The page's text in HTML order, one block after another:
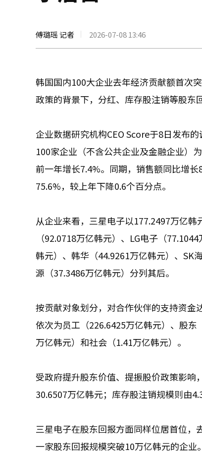
傅璐瑶 记者 2026-07-08 13:46
韩国国内100大企业去年经济贡献额首次
政策的背景下，分红、库存股注销等股东
企业数据研究机构CEO Score于8日发布
100家企业（不含公共企业及金融企业）
前一年增长7.4%。同期，销售额同比增
75.6%，较上年下降0.6个百分点。
从企业来看，三星电子以177.2497万亿
（92.0718万亿韩元）、LG电子（
韩元）、韩华（44.9261万亿韩元）、SK
源（37.3486万亿韩元）分列其后。
按贡献对象划分，对合作伙伴的支持资金
依次为员工（226.6425万亿韩元）、股
万亿韩元）和社会（1.41万亿韩元）。
受政府提升股东价值、提振股价政策影
30.6507万亿韩元；库存股注销规模则由
三星电子在股东回报方面同样位居首位
一家股东回报规模突破10万亿韩元的企业。